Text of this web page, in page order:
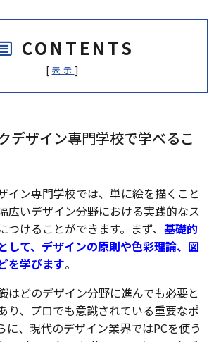
CONTENTS
[ 表示 ]
デザイン専門学校で学べるこ
イン専門学校では、単に絵を描くこと
広いデザイン分野における実践的なス
つけることができます。まず、 基礎的
して、デザインの原則や色彩理論、図
を学びます。
はどのデザイン分野に進んでも必要と
り、プロでも意識されている重要なポ
に、現代のデザイン業界ではPCを使う